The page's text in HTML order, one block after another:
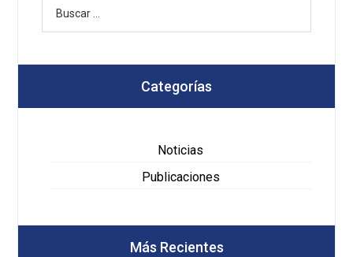
Categorías
Noticias
Publicaciones
Más Recientes